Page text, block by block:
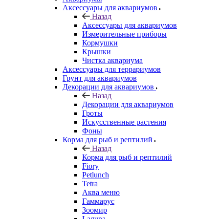
Аксессуары для аквариумов
Назад
Аксессуары для аквариумов
Измерительные приборы
Кормушки
Крышки
Чистка аквариума
Аксессуары для террариумов
Грунт для аквариумов
Декорации для аквариумов
Назад
Декорации для аквариумов
Гроты
Искусственные растения
Фоны
Корма для рыб и рептилий
Назад
Корма для рыб и рептилий
Fiory
Petlunch
Tetra
Аква меню
Гаммарус
Зоомир